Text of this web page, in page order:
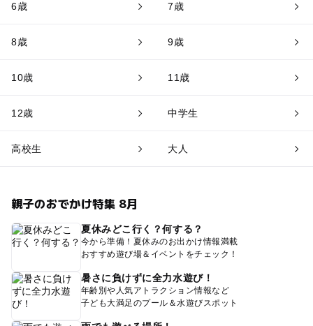
6歳 7歳
8歳 9歳
10歳 11歳
12歳 中学生
高校生 大人
親子のおでかけ特集 8月
夏休みどこ行く？何する？
今から準備！夏休みのお出かけ情報満載
おすすめ遊び場＆イベントをチェック！
暑さに負けずに全力水遊び！
年齢別や人気アトラクション情報など
子ども大満足のプール＆水遊びスポット